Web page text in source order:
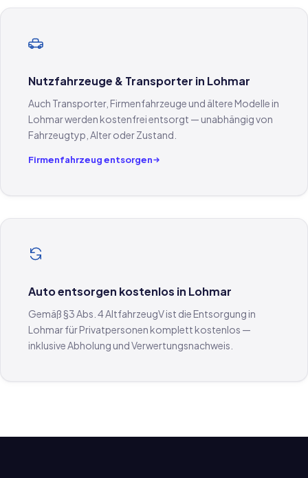
Nutzfahrzeuge & Transporter in Lohmar
Auch Transporter, Firmenfahrzeuge und ältere Modelle in
Lohmar werden kostenfrei entsorgt — unabhängig von
Fahrzeugtyp, Alter oder Zustand.
Firmenfahrzeug entsorgen
Auto entsorgen kostenlos in Lohmar
Gemäß §3 Abs. 4 AltfahrzeugV ist die Entsorgung in
Lohmar für Privatpersonen komplett kostenlos —
inklusive Abholung und Verwertungsnachweis.